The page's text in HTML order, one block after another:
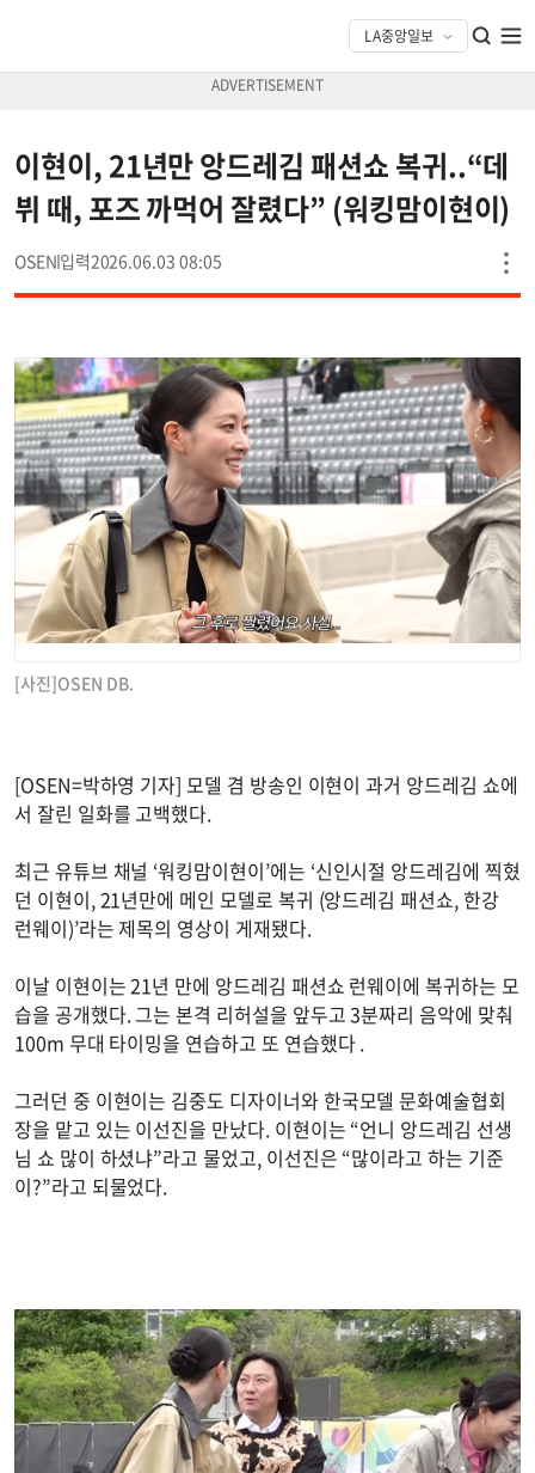
이현이, 21년만 앙드레김 패션쇼 복귀..“데
뷔 때, 포즈 까먹어 잘렸다” (워킹맘이현이)
OSEN 2026.06.03 08:05
[사진]OSEN DB.
[OSEN=박하영 기자] 모델 겸 방송인 이현이 과거 앙드레김 쇼에
서 잘린 일화를 고백했다.
최근 유튜브 채널 ‘워킹맘이현이’에는 ‘신인시절 앙드레김에 찍혔
던 이현이, 21년만에 메인 모델로 복귀 (앙드레김 패션쇼, 한강
런웨이)’라는 제목의 영상이 게재됐다.
이날 이현이는 21년 만에 앙드레김 패션쇼 런웨이에 복귀하는 모
습을 공개했다. 그는 본격 리허설을 앞두고 3분짜리 음악에 맞춰
100m 무대 타이밍을 연습하고 또 연습했다 .
그러던 중 이현이는 김중도 디자이너와 한국모델 문화예술협회
장을 맡고 있는 이선진을 만났다. 이현이는 “언니 앙드레김 선생
님 쇼 많이 하셨냐”라고 물었고, 이선진은 “많이라고 하는 기준
이?”라고 되물었다.